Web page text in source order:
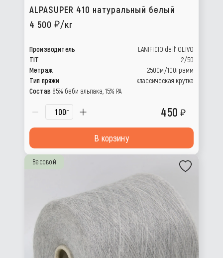
ALPASUPER 410 натуральный белый
4 500
/кг
Производитель
LANIFICIO dell’ OLIVO
TIT
2/50
Метраж
2500м/100грамм
Тип пряжи
классическая крутка
Состав 85% беби альпака, 15% РА
г 450
В корзину
Весовой